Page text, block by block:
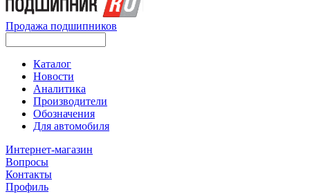
Продажа подшипников
Каталог
Новости
Аналитика
Производители
Обозначения
Для автомобиля
Интернет-магазин
Вопросы
Контакты
Профиль